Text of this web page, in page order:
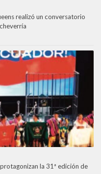
realizó un conversatorio
la 31ª edición de